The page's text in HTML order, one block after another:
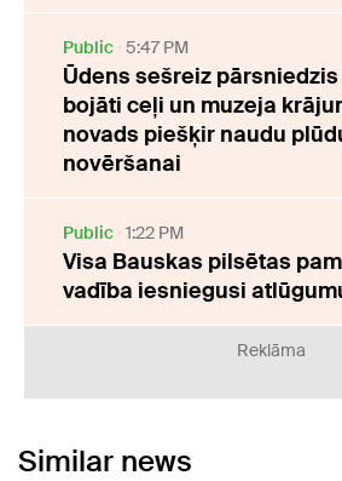
Public 5:47 PM
Ūdens sešreiz
bojāti ceļi un muzeja
novads piešķir naudu
novēršanai
Public 1:22 PM
Visa Bauskas pilsētas
vadība iesniegusi
Reklāma
Similar news